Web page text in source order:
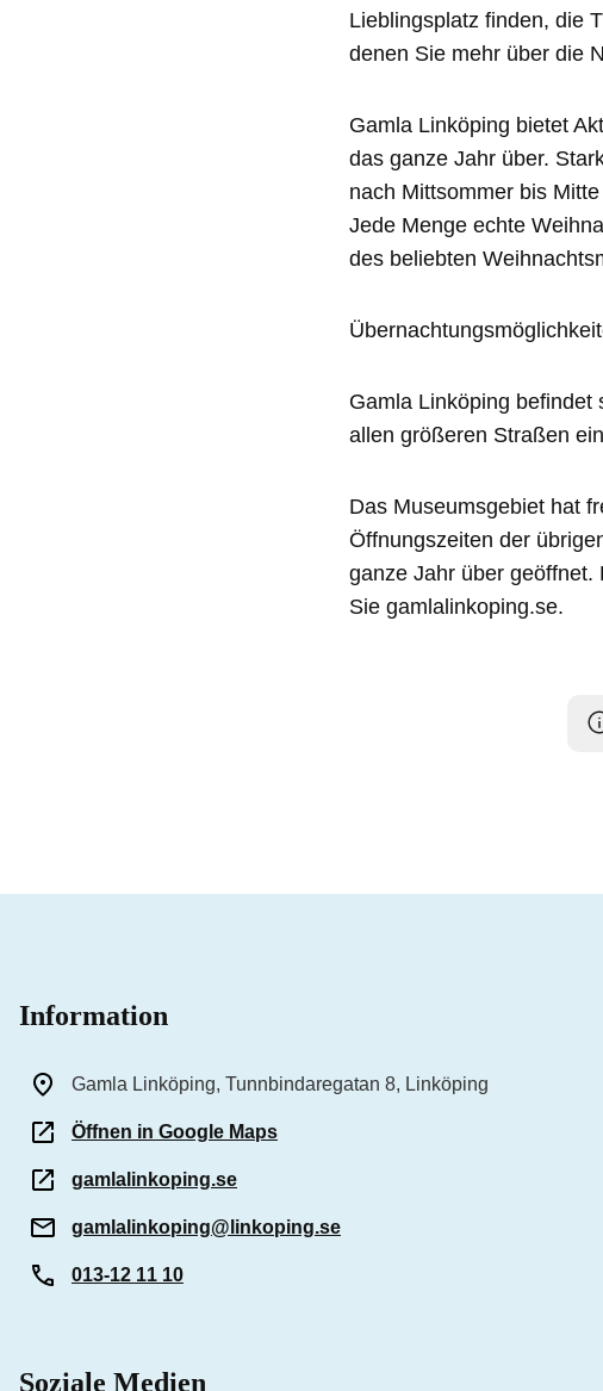
Lieblingsplatz finden, die
denen Sie mehr über die
Gamla Linköping bietet
das ganze Jahr über.
nach Mittsommer bis
Jede Menge echte
des beliebten
Gamla Linköping befindet
allen größeren Straßen
Das Museumsgebiet hat
Öffnungszeiten der
ganze Jahr über geöffnet.
Sie gamlalinkoping.se.
Information
Gamla Linköping, Tunnbindaregatan 8, Linköping
Öffnen in Google Maps
gamlalinkoping.se
gamlalinkoping@linkoping.se
013-12 11 10
Soziale Medien